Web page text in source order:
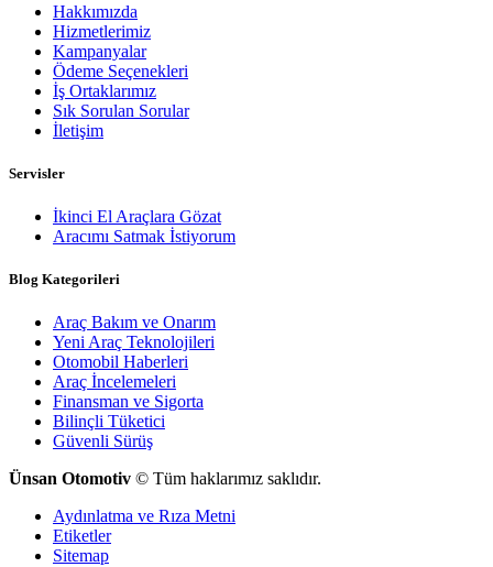
Hakkımızda
Hizmetlerimiz
Kampanyalar
Ödeme Seçenekleri
İş Ortaklarımız
Sık Sorulan Sorular
İletişim
Servisler
İkinci El Araçlara Gözat
Aracımı Satmak İstiyorum
Blog Kategorileri
Araç Bakım ve Onarım
Yeni Araç Teknolojileri
Otomobil Haberleri
Araç İncelemeleri
Finansman ve Sigorta
Bilinçli Tüketici
Güvenli Sürüş
Ünsan Otomotiv © Tüm haklarımız saklıdır.
Aydınlatma ve Rıza Metni
Etiketler
Sitemap